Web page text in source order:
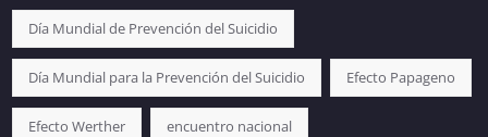
Día Mundial de Prevención del Suicidio
Día Mundial para la Prevención del Suicidio Efecto Papageno
Efecto Werther encuentro nacional